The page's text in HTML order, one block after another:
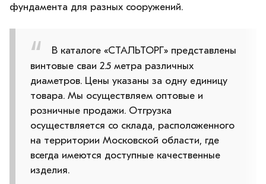
фундамента для разных сооружений.
В каталоге «СТАЛЬТОРГ» представлены
винтовые сваи 2.5 метра различных
диаметров. Цены указаны за одну единицу
товара. Мы осуществляем оптовые и
розничные продажи. Отгрузка
осуществляется со склада, расположенного
на территории Московской области, где
всегда имеются доступные качественные
изделия.